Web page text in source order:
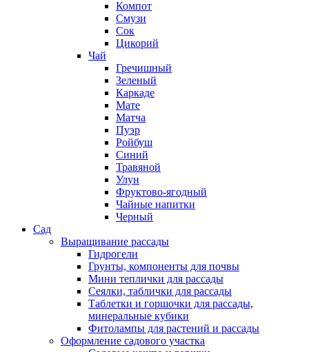
Компот
Смузи
Сок
Цикорий
Чай
Гречишный
Зеленый
Каркаде
Мате
Матча
Пуэр
Ройбуш
Синий
Травяной
Улун
Фруктово-ягодный
Чайные напитки
Черный
Сад
Выращивание рассады
Гидрогели
Грунты, компоненты для почвы
Мини теплички для рассады
Сеялки, таблички для рассады
Таблетки и горшочки для рассады,
минеральные кубики
Фитолампы для растений и рассады
Оформление садового участка